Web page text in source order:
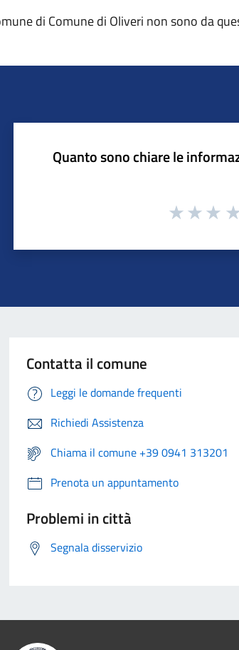
di Comune di Oliveri non sono da
Quanto sono chiare le
Contatta il comune
Leggi le domande frequenti
Richiedi Assistenza
Chiama il comune +39 0941 313201
Prenota un appuntamento
Problemi in città
Segnala disservizio